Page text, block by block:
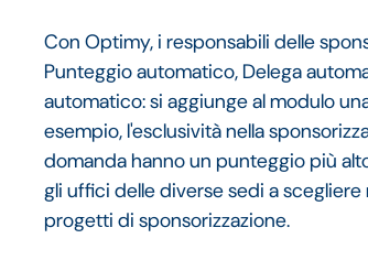
Con Optimy, i responsabili delle
Punteggio automatico, Delega
automatico: si aggiunge al modulo
esempio, l'esclusività nella
domanda hanno un punteggio più
gli uffici delle diverse sedi a
progetti di sponsorizzazione.